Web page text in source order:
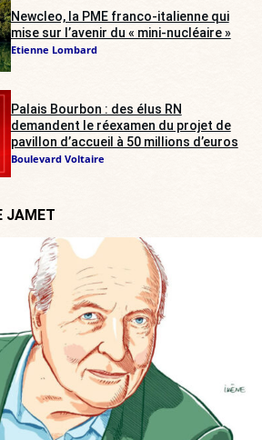
Newcleo, la PME franco-italienne qui
mise sur l’avenir du « mini-nucléaire »
Etienne Lombard
Palais Bourbon : des élus RN
demandent le réexamen du projet de
pavillon d’accueil à 50 millions d’euros
Boulevard Voltaire
JAMET